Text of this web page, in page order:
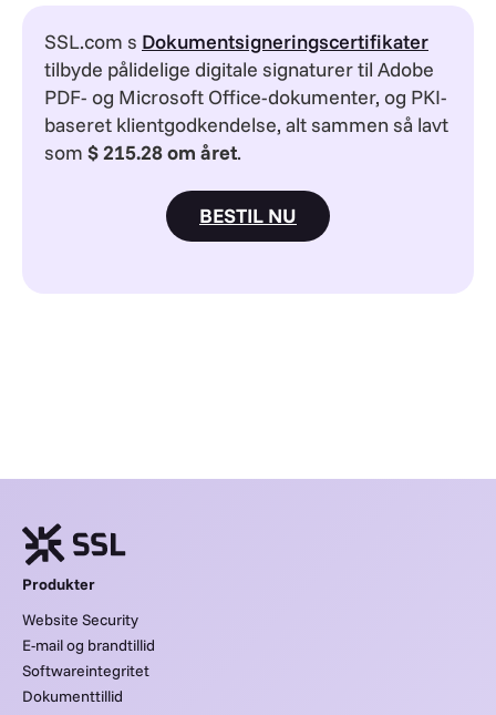
SSL.com s Dokumentsigneringscertifikater
tilbyde pålidelige digitale signaturer til Adobe
PDF- og Microsoft Office-dokumenter, og PKI-
baseret klientgodkendelse, alt sammen så lavt
som $ 215.28 om året.
BESTIL NU
Produkter
Website Security
E-mail og brandtillid
Softwareintegritet
Dokumenttillid